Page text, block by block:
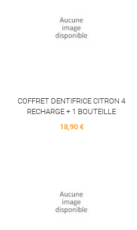
COFFRET DENTIFRICE CITRON 4
RECHARGE + 1 BOUTEILLE
Price
18,90 €